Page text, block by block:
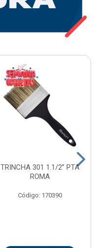
TRINCHA 301 1.1/2” PTA
ROMA
Código: 170390